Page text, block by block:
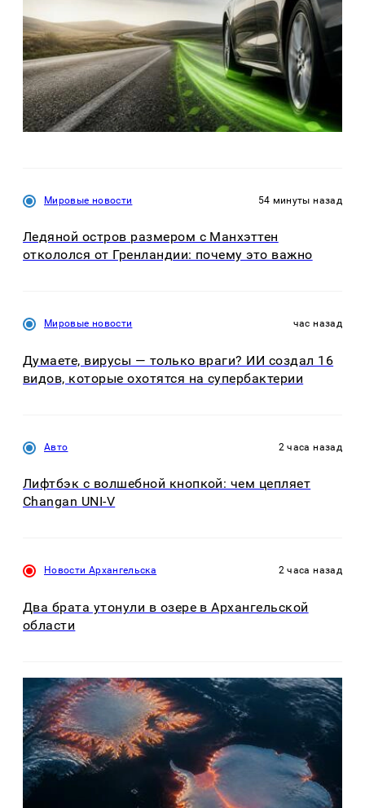
Мировые новости 54 минуты назад
Ледяной остров размером с Манхэттен
откололся от Гренландии: почему это важно
Мировые новости час назад
Думаете, вирусы — только враги? ИИ создал 16
видов, которые охотятся на супербактерии
Авто 2 часа назад
Лифтбэк с волшебной кнопкой: чем цепляет
Changan UNI-V
Новости Архангельска 2 часа назад
Два брата утонули в озере в Архангельской
области